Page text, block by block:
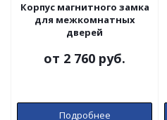
Корпус магнитного замка
для межкомнатных
дверей
от 2 760 руб.
Подробнее